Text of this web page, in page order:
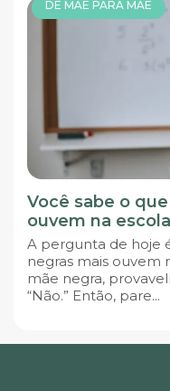
DE MÃE PARA MÃE
Você sabe o
ouvem na
A pergunta de hoje
negras mais ouvem
mãe negra,
“Não.” Então, pare...